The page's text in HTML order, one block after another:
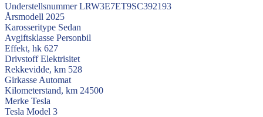
Understellsnummer LRW3E7ET9SC392193
Årsmodell 2025
Karosseritype Sedan
Avgiftsklasse Personbil
Effekt, hk 627
Drivstoff Elektrisitet
Rekkevidde, km 528
Girkasse Automat
Kilometerstand, km 24500
Merke Tesla
Tesla Model 3